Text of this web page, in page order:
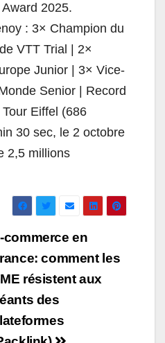
2025.
: 3× Champion du
VTT Trial | 2×
Junior | 3× Vice-
Senior | Record
Eiffel (686
30 sec, le 2 octobre
2,5 millions
commerce en
comment les
résistent aux
des